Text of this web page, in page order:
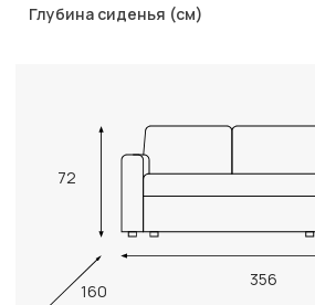
Глубина сиденья (см)
72
356
160